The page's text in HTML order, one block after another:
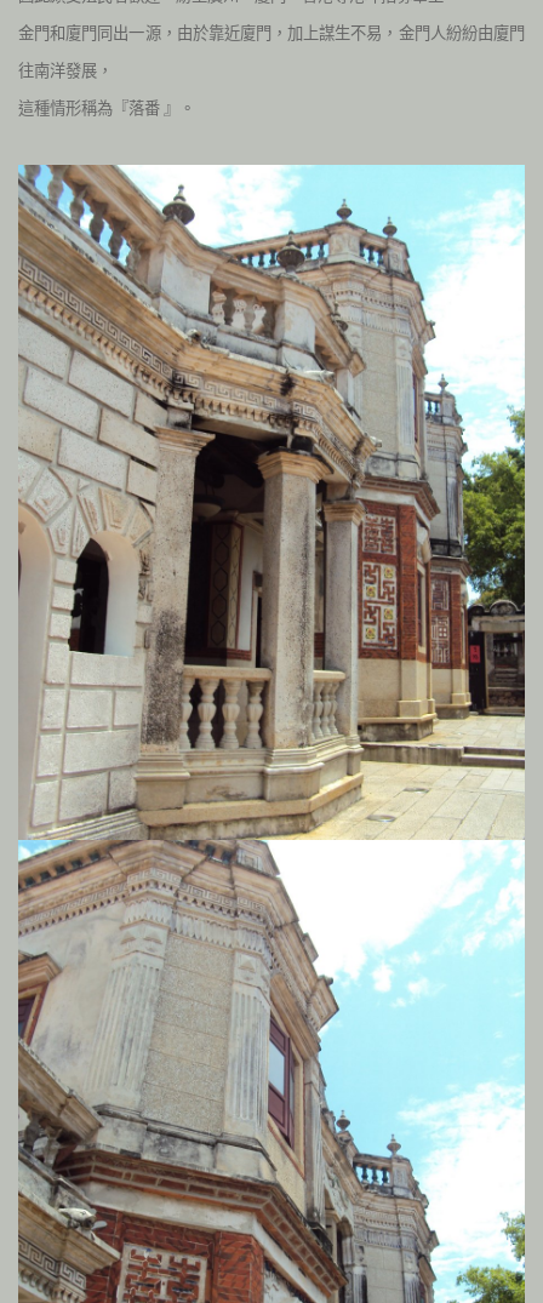
金門和廈門同出一源，由於靠近廈門，加上謀生不易，金門人紛紛由廈門
往南洋發展，
這種情形稱為『落番 』。